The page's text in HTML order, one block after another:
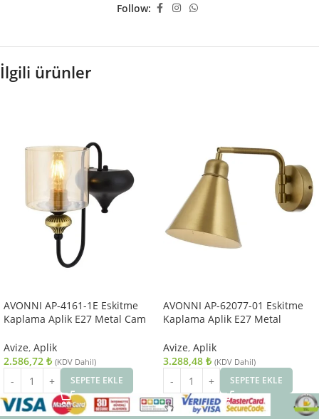
Follow:
İlgili ürünler
AVONNI AP-4161-1E Eskitme
Kaplama Aplik E27 Metal Cam
Avize, Aplik
2.586,72 ₺ (KDV Dahil)
SEPETE EKLE
AVONNI AP-62077-01 Eskitme
Kaplama Aplik E27 Metal
Avize, Aplik
3.288,48 ₺ (KDV Dahil)
SEPETE EKLE